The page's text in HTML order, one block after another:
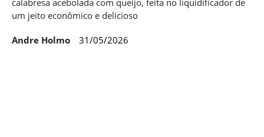
calabresa acebolada com queijo, feita no liquidificador de
um jeito econômico e delicioso
Andre Holmo 31/05/2026